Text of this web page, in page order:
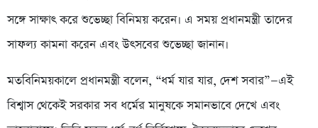
সঙ্গে সাক্ষাৎ করে শুভেচ্ছা বিনিময় করেন। এ সময় প্রধানমন্ত্রী তাদের
সাফল্য কামনা করেন এবং উৎসবের শুভেচ্ছা জানান।
মতবিনিময়কালে প্রধানমন্ত্রী বলেন, “ধর্ম যার যার, দেশ সবার”—এই
বিশ্বাস থেকেই সরকার সব ধর্মের মানুষকে সমানভাবে দেখে এবং